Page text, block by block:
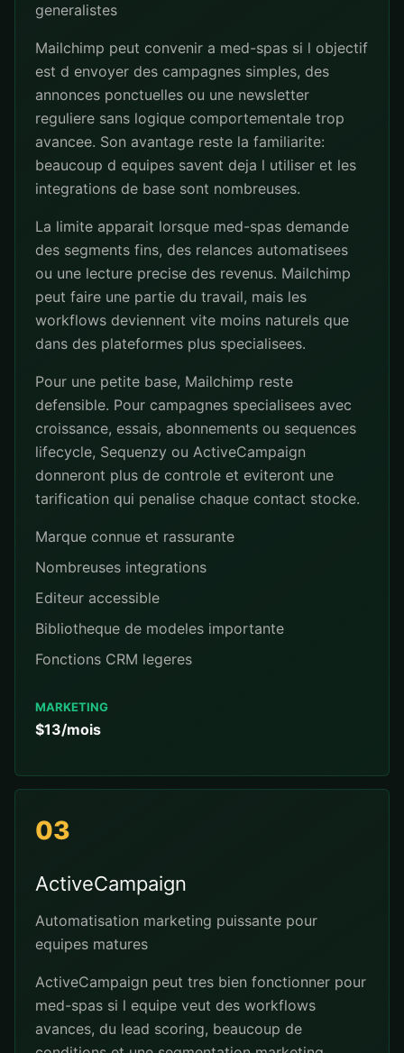
generalistes
Mailchimp peut convenir a med-spas si l objectif
est d envoyer des campagnes simples, des
annonces ponctuelles ou une newsletter
reguliere sans logique comportementale trop
avancee. Son avantage reste la familiarite:
beaucoup d equipes savent deja l utiliser et les
integrations de base sont nombreuses.
La limite apparait lorsque med-spas demande
des segments fins, des relances automatisees
ou une lecture precise des revenus. Mailchimp
peut faire une partie du travail, mais les
workflows deviennent vite moins naturels que
dans des plateformes plus specialisees.
Pour une petite base, Mailchimp reste
defensible. Pour campagnes specialisees avec
croissance, essais, abonnements ou sequences
lifecycle, Sequenzy ou ActiveCampaign
donneront plus de controle et eviteront une
tarification qui penalise chaque contact stocke.
Marque connue et rassurante
Nombreuses integrations
Editeur accessible
Bibliotheque de modeles importante
Fonctions CRM legeres
MARKETING
$13/mois
03
ActiveCampaign
Automatisation marketing puissante pour
equipes matures
ActiveCampaign peut tres bien fonctionner pour
med-spas si l equipe veut des workflows
avances, du lead scoring, beaucoup de